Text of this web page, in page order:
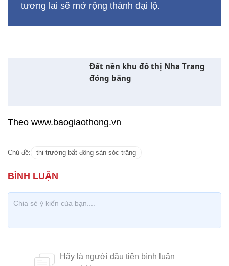
tương lai sẽ mở rộng thành đại lộ.
Đất nền khu đô thị Nha Trang
đóng băng
Theo www.baogiaothong.vn
Chủ đề: thị trường bất động sản sóc trăng